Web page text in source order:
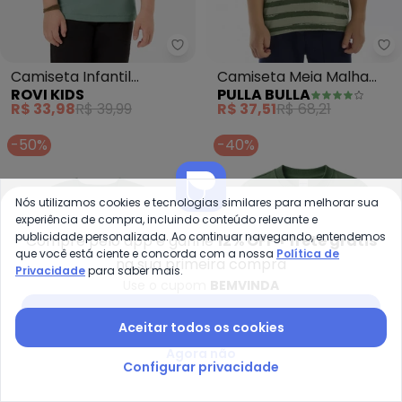
Rovi Kids - Camiseta Infantil
Camiseta Infantil
Masculina Básica (Verde)
ROVI KIDS
R$ 33,98R$ 39,99
Camiseta Meia Malha
(Verde)
PULLA BULLA
R$ 37,51R$ 68,21
-50%
-40%
Compre pelo app e ganhe12% OFF + frete grátis
na sua primeira compra
Nós utilizamos cookies e tecnologias similares para melhorar sua
experiência de compra, incluindo conteúdo relevante e
publicidade personalizada. Ao continuar navegando, entendemos
que você está ciente e concorda com a nossa Política de
Privacidadepara saber mais.
Aceitar todos os cookies
Configurar privacidade